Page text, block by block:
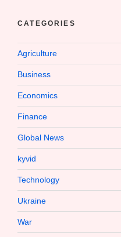
CATEGORIES
Agriculture
Business
Economics
Finance
Global News
kyvid
Technology
Ukraine
War